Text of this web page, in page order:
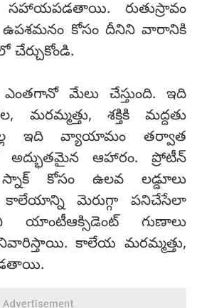
సహాయపడతాయి. రుతుస్రావం
కోసం దీనిని వారానికి
మేలు చేస్తుంది. ఇది
మరమ్మత్తు, శక్తికి మద్దతు
ఇది వ్యాయామం తర్వాత
అద్భుతమైన ఆహారం. ప్రోటీన్
కోసం ఉలవ లడ్డూలు
కాలేయాన్ని మెరుగ్గా పనిచేసేలా
యాంటీఆక్సిడెంట్ గుణాలు
నివారిస్తాయి. కాలేయ మరమ్మత్తు,